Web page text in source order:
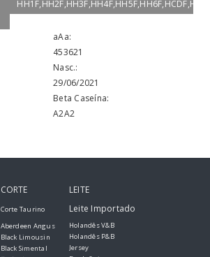
aAa:
453621
Nasc.:
29/06/2021
Beta Caseína:
A2A2
CORTE
Corte Taurino
Aberdeen Angus
Black Limousin
Black Simental
LEITE
Leite Importado
Holandês V&B
Holandês P&B
Jersey